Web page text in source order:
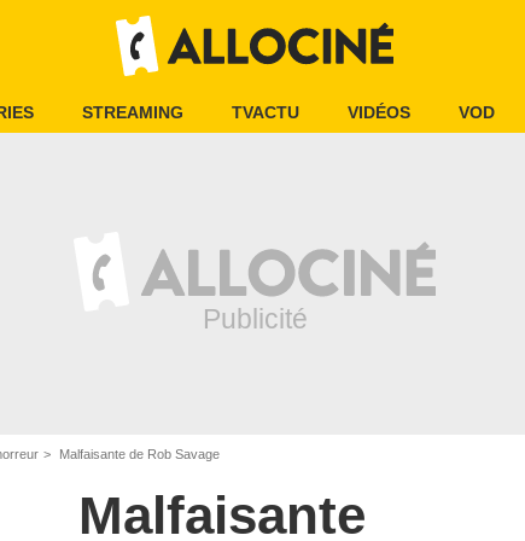
STREAMING TVACTU VIDÉOS VOD
Malfaisante de Rob Savage
Malfaisante